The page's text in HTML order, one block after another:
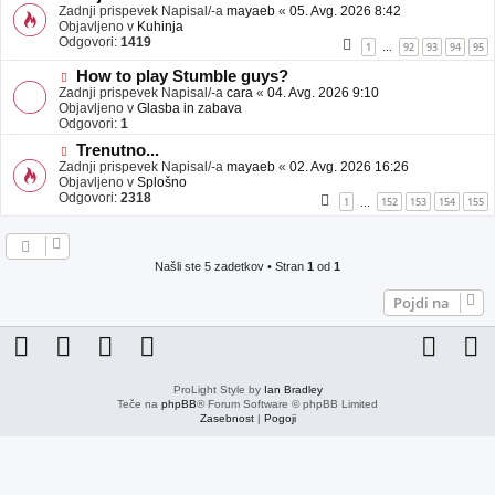
a
v
e
o
v
e
b
a
v
e
Zadnji prispevek Napisal/-a mayaeb « 05. Avg. 2026 8:42
Objavljeno v Kuhinja
Odgovori: 1419 1 92 93 94 95
N
o
v
e
o
b
j
a
v
e
How to play Stumble guys?
Zadnji prispevek Napisal/-a cara « 04. Avg. 2026 9:10
Objavljeno v Glasba in zabava
Odgovori: 1
N
o
v
e
o
Trenutno...
Zadnji prispevek Napisal/-a mayaeb « 02. Avg. 2026 16:26
Objavljeno v Splošno
Odgovori: 2318 1 152 153 154 155
Našli ste 5 zadetkov • Stran 1 od 1
Pojdi na
ProLight Style by Ian Bradley
Teče na phpBB® Forum Software © phpBB Limited
Zasebnost| Pogoji